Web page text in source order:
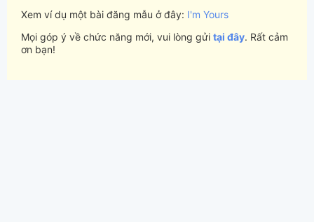
Xem ví dụ một bài đăng mẫu ở đây: I'm Yours
Mọi góp ý về chức năng mới, vui lòng gửi tại đây. Rất cảm
ơn bạn!